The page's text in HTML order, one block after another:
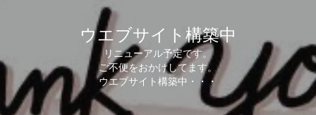
ウエブサイト構築中
リニューアル予定です。
ご不便をおかけしてます。
ウエブサイト構築中・・・